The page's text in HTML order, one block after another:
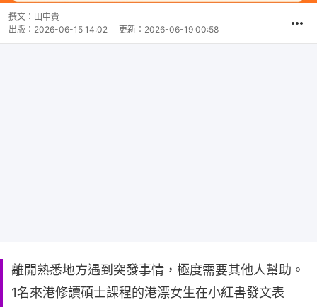
撰文： 田中貴
出版： 2026-06-15 14:02 更新： 2026-06-19 00:58
離開熟悉地方遇到突發事情，極度需要其他人幫助。
1名來港修讀碩士課程的港漂女生在小紅書發文表